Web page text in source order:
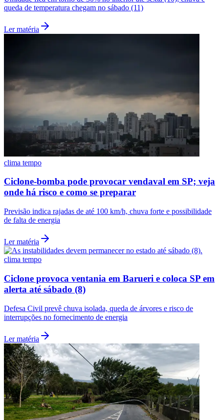
Flamengo
queda de temperatura chegam no sábado (11)
Ler matéria
clima tempo
Ciclone-bomba pode provocar vendaval em SP; veja
onde há risco e como se preparar
Previsão indica rajadas de até 100 km/h, chuva forte e possibilidade
de falta de energia
Ler matéria
clima tempo
Ciclone provoca ventania em Barueri e coloca SP em
alerta até sábado (8)
Defesa Civil prevê chuva isolada, queda de árvores e risco de
interrupções no fornecimento de energia
Ler matéria